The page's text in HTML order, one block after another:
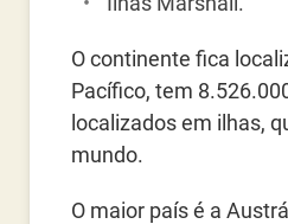
O continente fica
Pacífico, tem
localizados em ilhas,
mundo.
O maior país é a